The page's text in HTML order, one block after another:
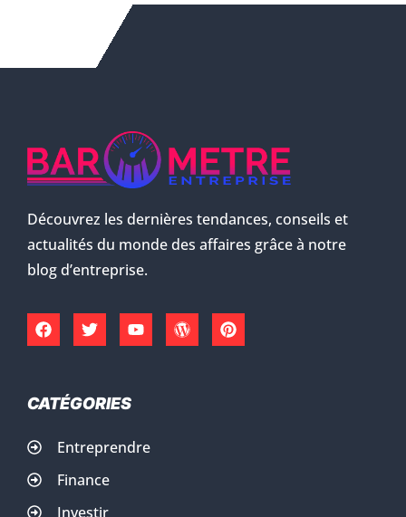
Découvrez les dernières tendances, conseils et
actualités du monde des affaires grâce à notre
blog d’entreprise.
CATÉGORIES
Entreprendre
Finance
Investir